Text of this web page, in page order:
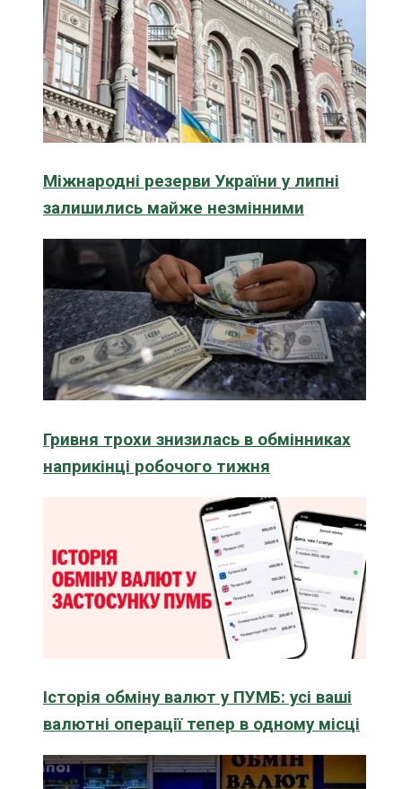
Міжнародні резерви України у липні
залишились майже незмінними
Гривня трохи знизилась в обмінниках
наприкінці робочого тижня
Історія обміну валют у ПУМБ: усі ваші
валютні операції тепер в одному місці